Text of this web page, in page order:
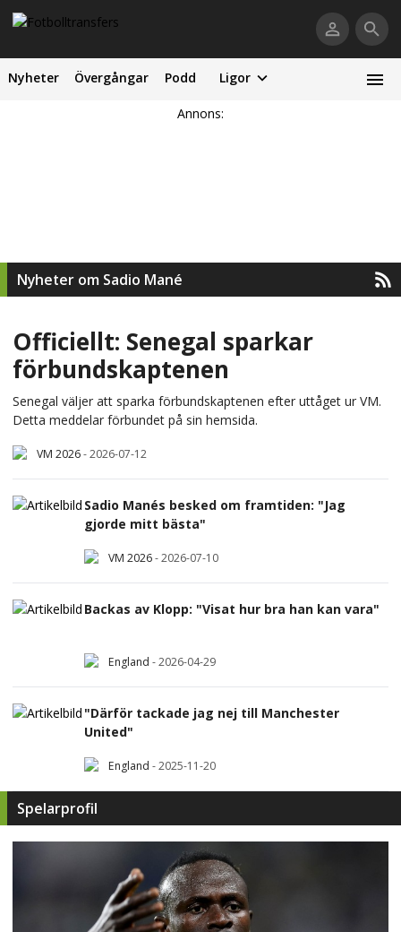
Nyheter Övergångar Podd Ligor
Annons:
Nyheter om Sadio Mané
Officiellt: Senegal sparkar
förbundskaptenen
Senegal väljer att sparka förbundskaptenen efter uttåget ur VM.
Detta meddelar förbundet på sin hemsida.
VM 2026-2026-07-12
Sadio Manés besked om framtiden: "Jag
gjorde mitt bästa"
VM 2026-2026-07-10
Backas av Klopp: "Visat hur bra han kan vara"
England -2026-04-29
"Därför tackade jag nej till Manchester
United"
England -2025-11-20
Spelarprofil